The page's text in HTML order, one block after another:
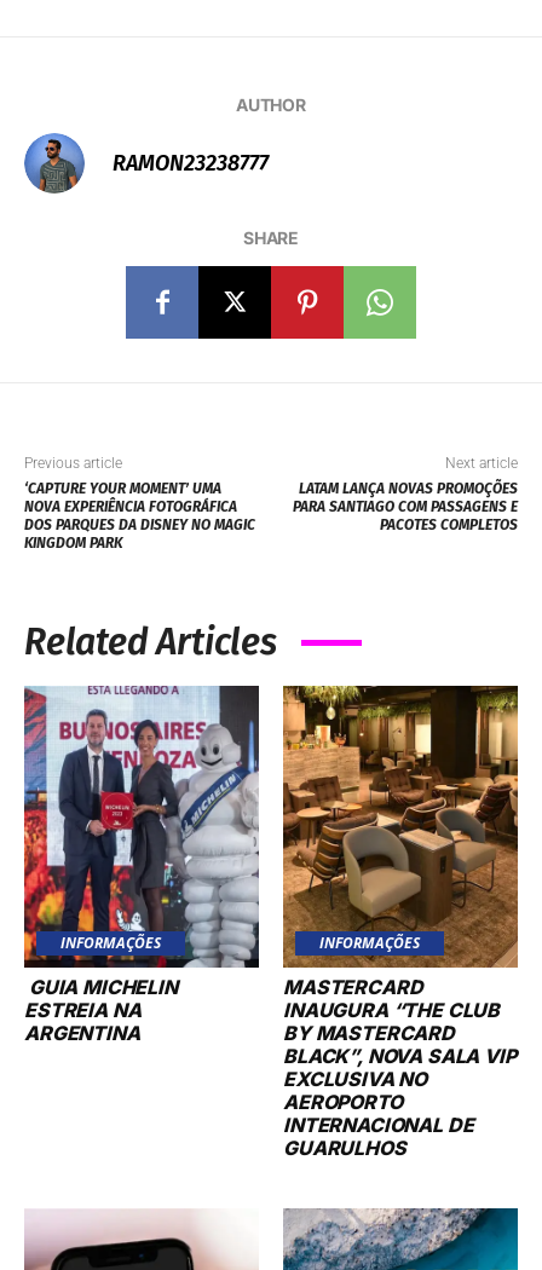
AUTHOR
RAMON23238777
SHARE
Previous article
‘CAPTURE YOUR MOMENT’ UMA
NOVA EXPERIÊNCIA FOTOGRÁFICA
DOS PARQUES DA DISNEY NO MAGIC
KINGDOM PARK
Next article
LATAM LANÇA NOVAS PROMOÇÕES
PARA SANTIAGO COM PASSAGENS E
PACOTES COMPLETOS
Related Articles
INFORMAÇÕES
GUIA MICHELIN
ESTREIA NA
ARGENTINA
INFORMAÇÕES
MASTERCARD
INAUGURA “THE CLUB
BY MASTERCARD
BLACK”, NOVA SALA VIP
EXCLUSIVA NO
AEROPORTO
INTERNACIONAL DE
GUARULHOS